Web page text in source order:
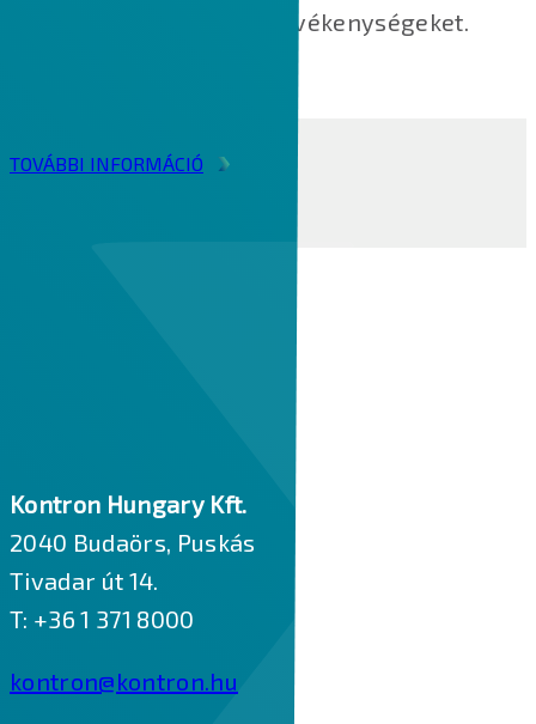
változásmenedzsment tevékenységeket.
TOVÁBBI INFORMÁCIÓ
Kontron Hungary Kft.
2040 Budaörs, Puskás
Tivadar út 14.
T: +36 1 371 8000
kontron@kontron.hu